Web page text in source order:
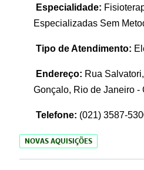
Especialidade:
Especializadas Sem
Tipo de Atendimento:
Endereço: Rua
Gonçalo, Rio de Janeiro -
Telefone: (021) 3587-
NOVAS AQUISIÇÕES